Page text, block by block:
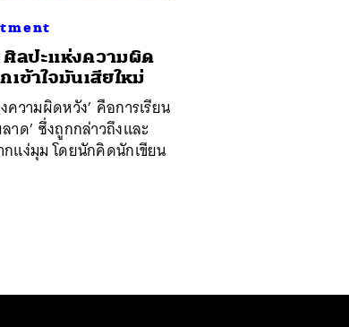
ลปะแห่งความผิด
เข้าใจมันเสียใหม่
วามผิดหวัง’ คือการเรียน
ด’ ซึ่งถูกกล่าวถึงและ
แง่มุม โดยนักคิดนักเขียน